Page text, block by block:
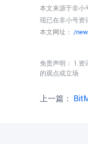
本文来源于非小
现已在非小号资
本文网址： /
免责声明： 1.
的观点或立场
上一篇：